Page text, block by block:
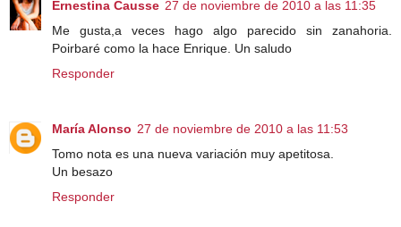
Ernestina Causse 27 de noviembre de 2010 a las 11:35
Me gusta,a veces hago algo parecido sin zanahoria.
Poirbaré como la hace Enrique. Un saludo
Responder
María Alonso 27 de noviembre de 2010 a las 11:53
Tomo nota es una nueva variación muy apetitosa.
Un besazo
Responder